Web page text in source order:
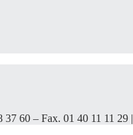
37 60 – Fax. 01 40 11 11 29 |